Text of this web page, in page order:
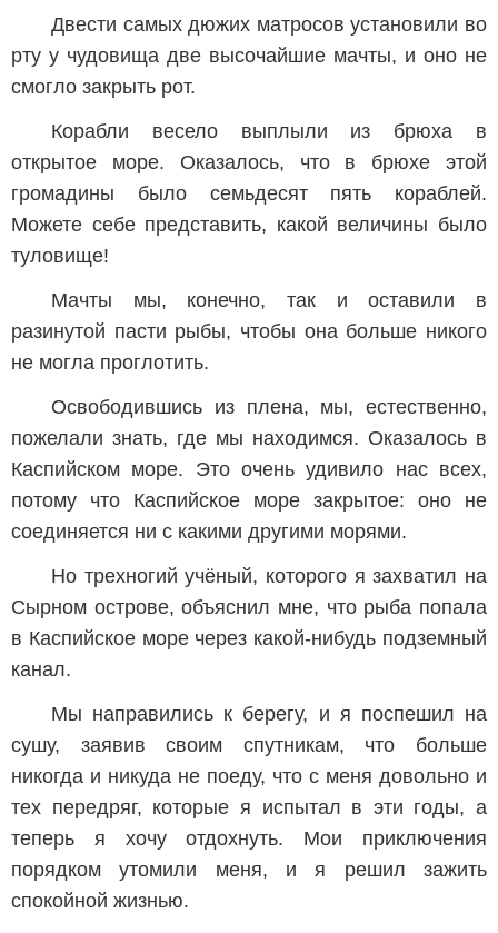
Двести самых дюжих матросов установили во
рту у чудовища две высочайшие мачты, и оно не
смогло закрыть рот.
Корабли весело выплыли из брюха в
открытое море. Оказалось, что в брюхе этой
громадины было семьдесят пять кораблей.
Можете себе представить, какой величины было
туловище!
Мачты мы, конечно, так и оставили в
разинутой пасти рыбы, чтобы она больше никого
не могла проглотить.
Освободившись из плена, мы, естественно,
пожелали знать, где мы находимся. Оказалось в
Каспийском море. Это очень удивило нас всех,
потому что Каспийское море закрытое: оно не
соединяется ни с какими другими морями.
Но трехногий учёный, которого я захватил на
Сырном острове, объяснил мне, что рыба попала
в Каспийское море через какой-нибудь подземный
канал.
Мы направились к берегу, и я поспешил на
сушу, заявив своим спутникам, что больше
никогда и никуда не поеду, что с меня довольно и
тех передряг, которые я испытал в эти годы, а
теперь я хочу отдохнуть. Мои приключения
порядком утомили меня, и я решил зажить
спокойной жизнью.